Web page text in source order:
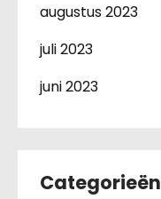
augustus 2023
juli 2023
juni 2023
Categorieën